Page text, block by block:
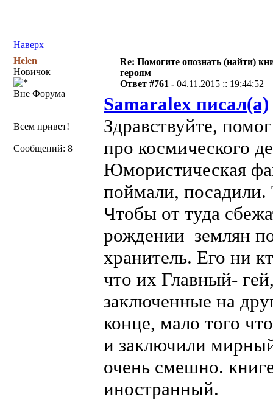
Наверх
Helen
Новичок
Вне Форума
Всем привет!
Сообщений: 8
Re: Помогите опознать (найти)
героям
Ответ #761 -04.11.2015 :: 19:44:52
Samaralex писал(а)
Здравствуйте,
про космического
Юмористическая
поймали, посадили.
Чтобы от туда
рождении землян
хранитель. Его ни
что их Главный-
заключенные на
конце, мало того
и заключили
очень смешно.
иностранный.